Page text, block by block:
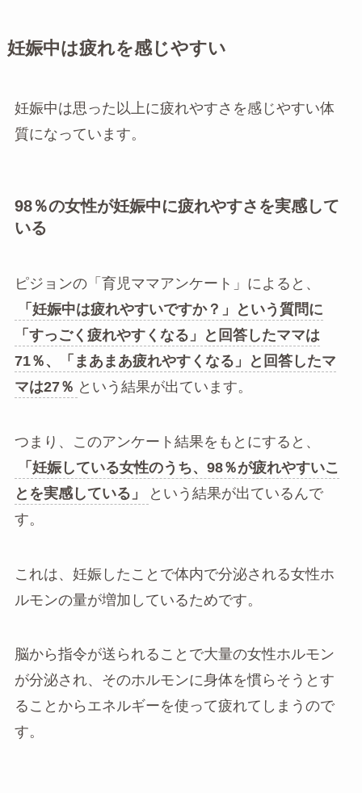
妊娠中は疲れを感じやすい
妊娠中は思った以上に疲れやすさを感じやすい体
質になっています。
98％の女性が妊娠中に疲れやすさを実感して
いる
ピジョンの「育児ママアンケート」によると、
「妊娠中は疲れやすいですか？」という質問に
「すっごく疲れやすくなる」と回答したママは
71％、「まあまあ疲れやすくなる」と回答したマ
マは27％ という結果が出ています。
つまり、このアンケート結果をもとにすると、
「妊娠している女性のうち、98％が疲れやすいこ
とを実感している」
という結果が出ているんで
す。
これは、妊娠したことで体内で分泌される女性ホ
ルモンの量が増加しているためです。
脳から指令が送られることで大量の女性ホルモン
が分泌され、そのホルモンに身体を慣らそうとす
ることからエネルギーを使って疲れてしまうので
す。